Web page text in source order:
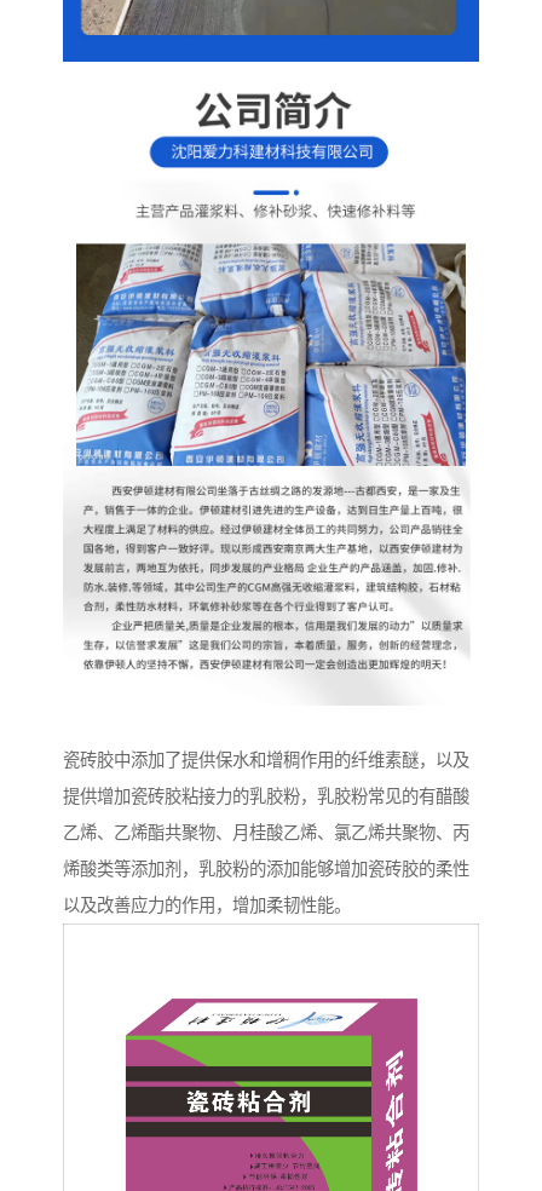
瓷砖胶中添加了提供保水和增稠作用的纤维素醚，以及
提供增加瓷砖胶粘接力的乳胶粉，乳胶粉常见的有醋酸
乙烯、乙烯酯共聚物、月桂酸乙烯、氯乙烯共聚物、丙
烯酸类等添加剂，乳胶粉的添加能够增加瓷砖胶的柔性
以及改善应力的作用，增加柔韧性能。